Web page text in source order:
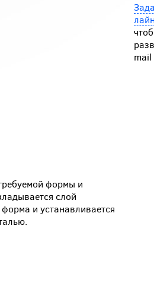
формы и
слой
и устанавливается
лайн
mail